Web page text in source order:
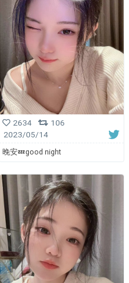
2634
106
2023/05/14
晚安💤good night